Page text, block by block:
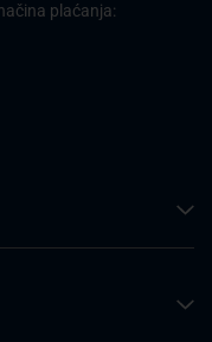
plaćanja: